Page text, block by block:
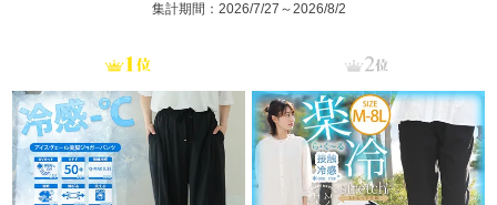
集計期間：2026/7/27～2026/8/2